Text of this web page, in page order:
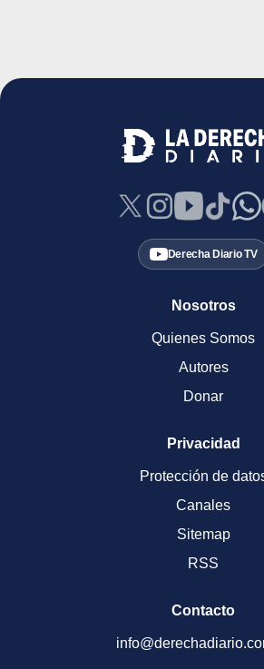
Derecha Diario TV
Nosotros
Quienes Somos
Autores
Donar
Privacidad
Protección de
Canales
Sitemap
RSS
Contacto